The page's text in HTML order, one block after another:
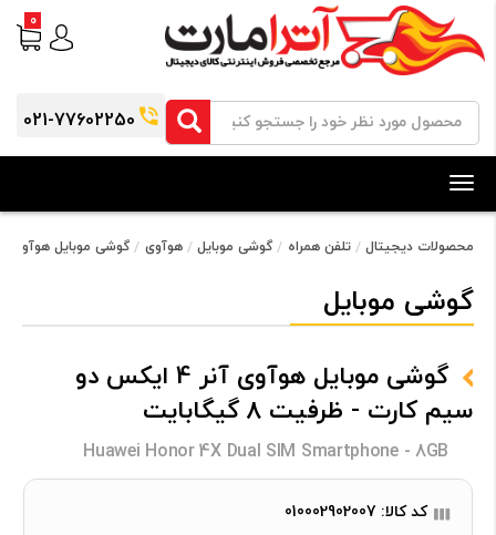
021-77602250
0
Toggle
navigation
محصولات دیجیتال تلفن همراه گوشی موبایل هوآوی گوشی موبایل هوآوی آنر 4 ایکس دو سیم کارت - ظرفیت 8
گوشی موبایل
گوشی موبایل هوآوی آنر 4 ایکس دو
سیم کارت - ظرفیت 8 گیگابایت
Huawei Honor 4X Dual SIM Smartphone - 8GB
کد کالا: 010002902007